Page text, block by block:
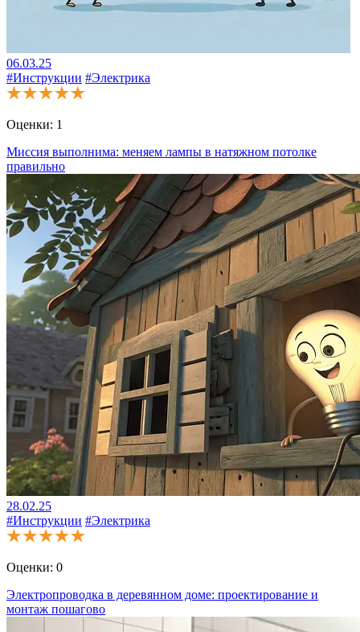
06.03.25
#Инструкции #Электрика
Оценки: 1
Миссия выполнима: меняем лампы в натяжном потолке
правильно
28.02.25
#Инструкции #Электрика
Оценки: 0
Электропроводка в деревянном доме: проектирование и
монтаж пошагово